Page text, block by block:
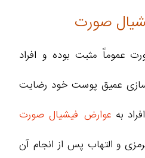
صورت
عموماً مثبت بوده و افراد
عمیق پوست خود رضایت
بهعوارض فیشیال صورت
و التهاب پس از انجام آن